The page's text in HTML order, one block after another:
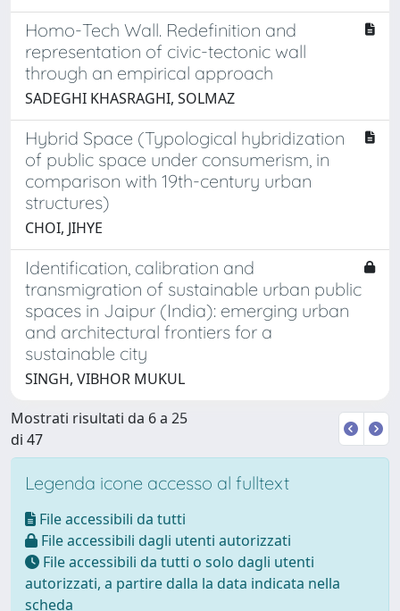
Homo-Tech Wall. Redefinition and
representation of civic-tectonic wall
through an empirical approach
SADEGHI KHASRAGHI, SOLMAZ
Hybrid Space (Typological hybridization
of public space under consumerism, in
comparison with 19th-century urban
structures)
CHOI, JIHYE
Identification, calibration and
transmigration of sustainable urban public
spaces in Jaipur (India): emerging urban
and architectural frontiers for a
sustainable city
SINGH, VIBHOR MUKUL
Mostrati risultati da 6 a 25
di 47
Legenda icone accesso al fulltext
File accessibili da tutti
File accessibili dagli utenti autorizzati
File accessibili da tutti o solo dagli utenti
autorizzati, a partire dalla la data indicata nella
scheda